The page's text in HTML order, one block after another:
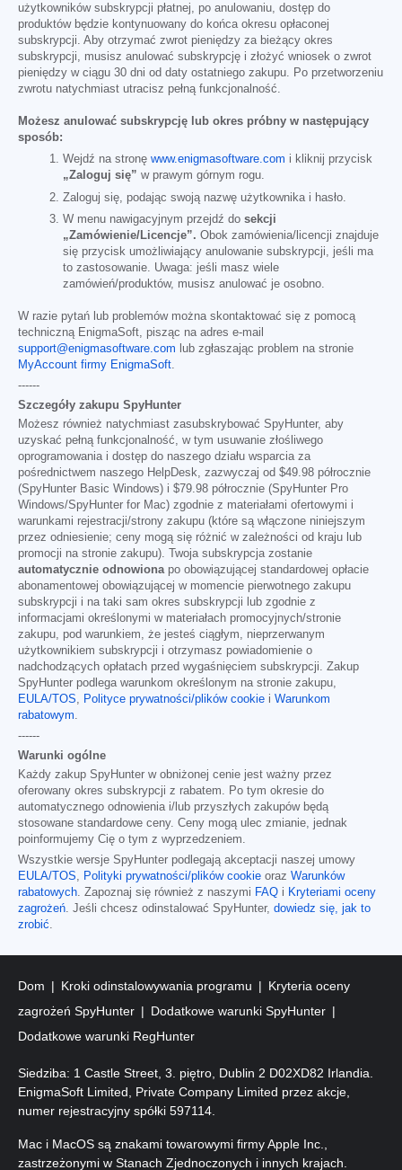
użytkowników subskrypcji płatnej, po anulowaniu, dostęp do
produktów będzie kontynuowany do końca okresu opłaconej
subskrypcji. Aby otrzymać zwrot pieniędzy za bieżący okres
subskrypcji, musisz anulować subskrypcję i złożyć wniosek o zwrot
pieniędzy w ciągu 30 dni od daty ostatniego zakupu. Po przetworzeniu
zwrotu natychmiast utracisz pełną funkcjonalność.
Możesz anulować subskrypcję lub okres próbny w następujący
sposób:
Wejdź na stronę www.enigmasoftware.com i kliknij przycisk
„Zaloguj się” w prawym górnym rogu.
Zaloguj się, podając swoją nazwę użytkownika i hasło.
W menu nawigacyjnym przejdź do sekcji
„Zamówienie/Licencje”. Obok zamówienia/licencji znajduje
się przycisk umożliwiający anulowanie subskrypcji, jeśli ma
to zastosowanie. Uwaga: jeśli masz wiele
zamówień/produktów, musisz anulować je osobno.
W razie pytań lub problemów można skontaktować się z pomocą
techniczną EnigmaSoft, pisząc na adres e-mail
support@enigmasoftware.com lub zgłaszając problem na stronie
MyAccount firmy EnigmaSoft.
------
Szczegóły zakupu SpyHunter
Możesz również natychmiast zasubskrybować SpyHunter, aby
uzyskać pełną funkcjonalność, w tym usuwanie złośliwego
oprogramowania i dostęp do naszego działu wsparcia za
pośrednictwem naszego HelpDesk, zazwyczaj od $49.98 półrocznie
(SpyHunter Basic Windows) i $79.98 półrocznie (SpyHunter Pro
Windows/SpyHunter for Mac) zgodnie z materiałami ofertowymi i
warunkami rejestracji/strony zakupu (które są włączone niniejszym
przez odniesienie; ceny mogą się różnić w zależności od kraju lub
promocji na stronie zakupu). Twoja subskrypcja zostanie
automatycznie odnowionapo obowiązującej standardowej opłacie
abonamentowej obowiązującej w momencie pierwotnego zakupu
subskrypcji i na taki sam okres subskrypcji lub zgodnie z
informacjami określonymi w materiałach promocyjnych/stronie
zakupu, pod warunkiem, że jesteś ciągłym, nieprzerwanym
użytkownikiem subskrypcji i otrzymasz powiadomienie o
nadchodzących opłatach przed wygaśnięciem subskrypcji. Zakup
SpyHunter podlega warunkom określonym na stronie zakupu,
EULA/TOS, Polityce prywatności/plików cookie i Warunkom
rabatowym.
------
Warunki ogólne
Każdy zakup SpyHunter w obniżonej cenie jest ważny przez
oferowany okres subskrypcji z rabatem. Po tym okresie do
automatycznego odnowienia i/lub przyszłych zakupów będą
stosowane standardowe ceny. Ceny mogą ulec zmianie, jednak
poinformujemy Cię o tym z wyprzedzeniem.
Wszystkie wersje SpyHunter podlegają akceptacji naszej umowy
EULA/TOS, Polityki prywatności/plików cookie oraz Warunków
rabatowych. Zapoznaj się również z naszymi FAQ i Kryteriami oceny
zagrożeń. Jeśli chcesz odinstalować SpyHunter, dowiedz się, jak to
zrobić.
Dom Kroki odinstalowywania programu
Kryteria oceny
zagrożeń SpyHunter
Dodatkowe warunki SpyHunter
Dodatkowe warunki RegHunter
Siedziba: 1 Castle Street, 3. piętro, Dublin 2 D02XD82 Irlandia.
EnigmaSoft Limited, Private Company Limited przez akcje,
numer rejestracyjny spółki 597114.
Mac i MacOS są znakami towarowymi firmy Apple Inc.,
zastrzeżonymi w Stanach Zjednoczonych i innych krajach.